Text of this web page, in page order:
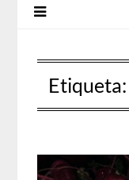
Etiqueta: